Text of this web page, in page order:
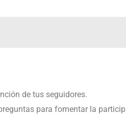
de tus seguidores.
para fomentar la